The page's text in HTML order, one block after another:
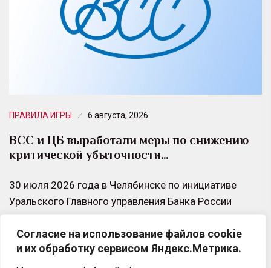
Согласие на использование файлов cookie
и их обработку сервисом Яндекс.Метрика.
ПРАВИЛА ИГРЫ 6 августа, 2026
ВСС и ЦБ выработали меры по снижению
критической убыточности…
30 июля 2026 года в Челябинске по инициативе
Уральского Главного управления Банка России
состоялось межведомственное совещание по
вопросам противодействия страховому
мошенничеству.